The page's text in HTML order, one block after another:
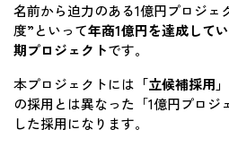
名前から迫力のある1億円プロジェ
度”といって年商1億円を達成して
期プロジェクトです。
本プロジェクトには 「立候補採用」
の採用とは異なった「1億円プロジ
した採用になります。